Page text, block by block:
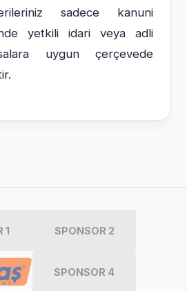
sadece kanuni
yetkili idari veya adli
uygun çerçevede
1 SPONSOR 2
SPONSOR 4